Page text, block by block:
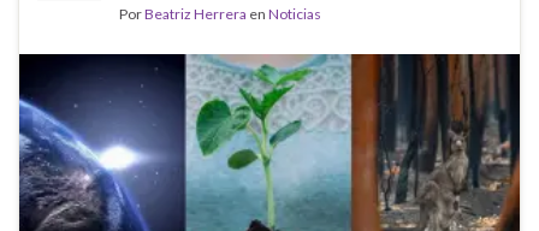
PorBeatriz Herrera en Noticias